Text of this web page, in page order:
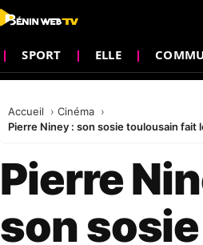
SPORT ELLE
Accueil
Cinéma
Pierre Niney : son sosie toulousain fait
Pierre
son sosie